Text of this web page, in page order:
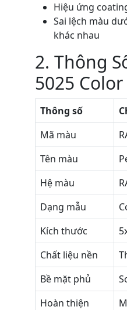
Hiệu ứng
Sai lệch màu
khác nhau
2. Thông
5025
Thông số
Mã màu
Tên màu
Hệ màu
Dạng mẫu
Kích thước
Chất liệu nền
Bề mặt phủ
Hoàn thiện